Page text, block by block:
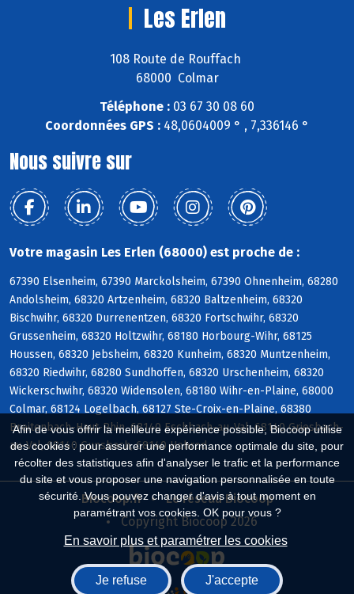
Afin de vous offrir la meilleure expérience possible, Biocoop utilise
des cookies : pour assurer une performance optimale du site, pour
récolter des statistiques afin d'analyser le trafic et la performance
du site et vous proposer une navigation personnalisée en toute
sécurité. Vous pouvez changer d'avis à tout moment en
paramétrant vos cookies. OK pour vous ?
En savoir plus et paramétrer les cookies
Je refuse J'accepte
Les Erlen
108 Route de Rouffach
68000 Colmar
Téléphone : 03 67 30 08 60
Coordonnées GPS : 48,0604009 ° , 7,336146 °
Nous suivre sur
Votre magasin Les Erlen (68000) est proche de :
67390 Elsenheim, 67390 Marckolsheim, 67390 Ohnenheim, 68280
Andolsheim, 68320 Artzenheim, 68320 Baltzenheim, 68320
Bischwihr, 68320 Durrenentzen, 68320 Fortschwihr, 68320
Grussenheim, 68320 Holtzwihr, 68180 Horbourg-Wihr, 68125
Houssen, 68320 Jebsheim, 68320 Kunheim, 68320 Muntzenheim,
68320 Riedwihr, 68280 Sundhoffen, 68320 Urschenheim, 68320
Wickerschwihr, 68320 Widensolen, 68180 Wihr-en-Plaine, 68000
Colmar, 68124 Logelbach, 68127 Ste-Croix-en-Plaine, 68380
Breitenbach-Haut-Rhin, 68140 Eschbach-au-Val, 68140 Griesbach-
au-Val, 68140 Gunsbach, 68140 Hohrod
Biocoop.fr
Le réseau Biocoop
Copyright Biocoop 2026